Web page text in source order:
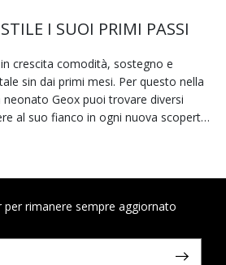
I SUOI PRIMI PASSI
crescita comodità, sostegno e
sin dai primi mesi. Per questo nella
Geox puoi trovare diversi
al suo fianco in ogni nuova scoperta.
tutta la sicurezza e il comfort che
comode con cui affrontare anche le
le sneaker waterproof. Dallo stile
per rimanere sempre aggiornato